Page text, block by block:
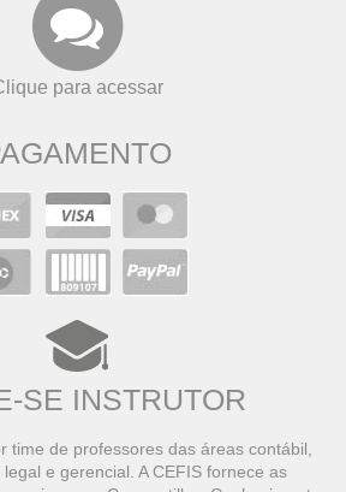
para acessar
SE INSTRUTOR
time de professores das áreas contábil,
e gerencial. A CEFIS fornece as